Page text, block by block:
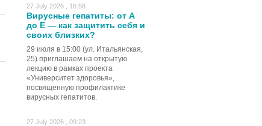
27 July 2026 , 16:58
Вирусные гепатиты: от А
до Е — как защитить себя и
своих близких?
29 июля в 15:00 (ул. Итальянская,
25) приглашаем на открытую
лекцию в рамках проекта
«Университет здоровья»,
посвященную профилактике
вирусных гепатитов.
27 July 2026 , 09:23